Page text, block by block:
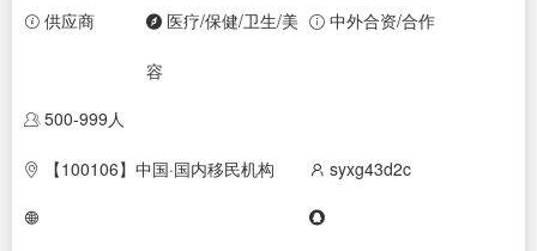
供应商 医疗/保健/卫生/美
容
中外合资/合作
500-999人
【100106】中国·国内移民机构 syxg43d2c